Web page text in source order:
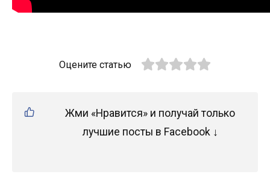
Оцените статью
Жми «Нравится» и получай только
лучшие посты в Facebook ↓